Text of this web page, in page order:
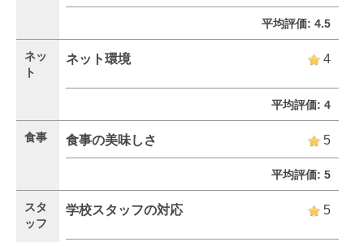
平均評価: 4.5
ネッ
ト
ネット環境 4
平均評価: 4
食事 食事の美味しさ 5
平均評価: 5
スタ
ッフ
学校スタッフの対応 5